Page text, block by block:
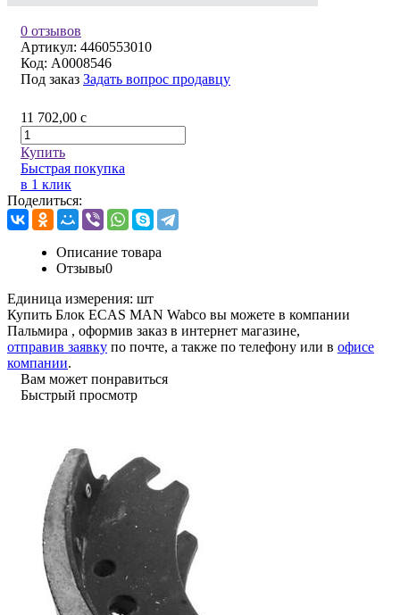
0 отзывов
Артикул: 4460553010
Код: A0008546
Под заказ Задать вопрос продавцу
11 702,00 c
Купить
Быстрая покупка
в 1 клик
Поделиться:
Описание товара
Отзывы0
Единица измерения: шт
Купить Блок ECAS MAN Wabco вы можете в компании
Пальмира , оформив заказ в интернет магазине,
отправив заявку по почте, а также по телефону или в офисе
компании.
Вам может понравиться
Быстрый просмотр